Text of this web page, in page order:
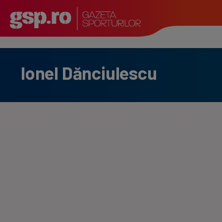
Ionel Dănciulescu